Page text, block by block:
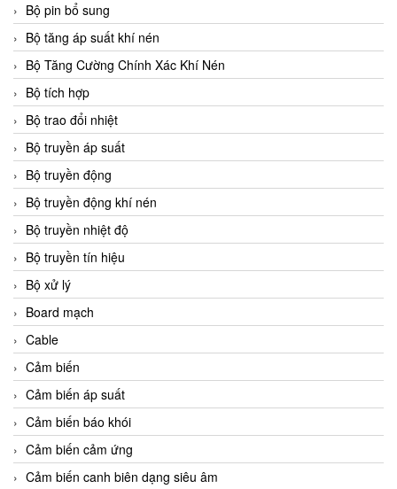
Bộ pin bổ sung
Bộ tăng áp suất khí nén
Bộ Tăng Cường Chính Xác Khí Nén
Bộ tích hợp
Bộ trao đổi nhiệt
Bộ truyền áp suất
Bộ truyền động
Bộ truyền động khí nén
Bộ truyền nhiệt độ
Bộ truyền tín hiệu
Bộ xử lý
Board mạch
Cable
Cảm biến
Cảm biến áp suất
Cảm biến báo khói
Cảm biến cảm ứng
Cảm biến canh biên dạng siêu âm